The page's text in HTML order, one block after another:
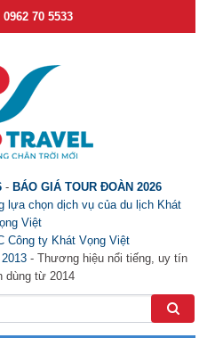
0962 70 5533
- BÁO GIÁ TOUR ĐOÀN 2026
lựa chọn dịch vụ của du lịch Khát
Việt
Công ty Khát Vọng Việt
- Thương hiệu nổi tiếng, uy tín
dùng từ 2014